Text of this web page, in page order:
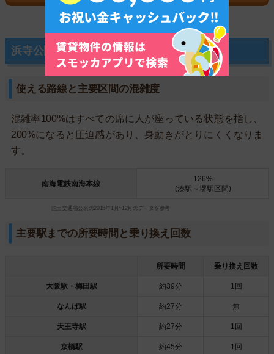
浜寺公園駅の交通アクセスについて
使える路線と主要区間の混雑度
混雑率100%はすべての席に人が座っている状態を指し、
200%になると圧迫感があり、身動きがとりにくくなりま
す。
南海電鉄南海本線
126%
(湊駅～堺駅区間)
国土交通省公表の2015年1月~12月のデータを参考
主要駅までの所要時間と乗り換え回数
所要時間 乗り換え回数
大阪駅・梅田駅 約39分 1回
なんば駅 約27分 無
天王寺駅 約27分 1回
京橋駅 約45分 1回